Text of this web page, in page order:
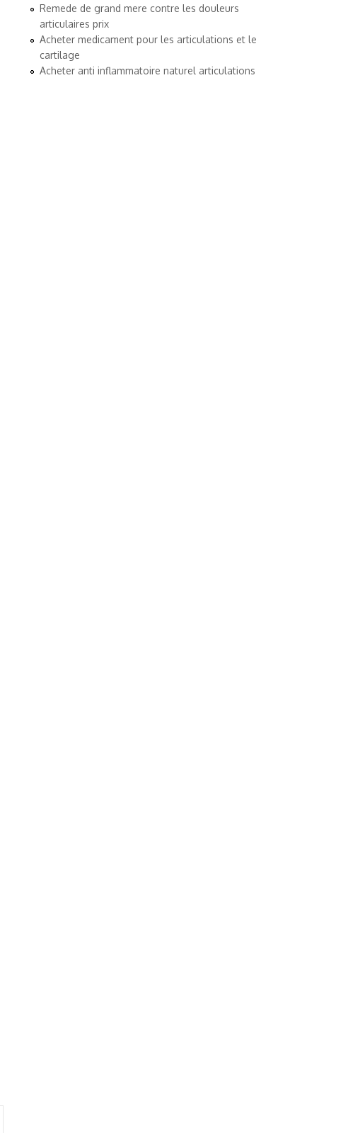
Remede de grand mere contre les douleurs
articulaires prix
Acheter medicament pour les articulations et le
cartilage
Acheter anti inflammatoire naturel articulations